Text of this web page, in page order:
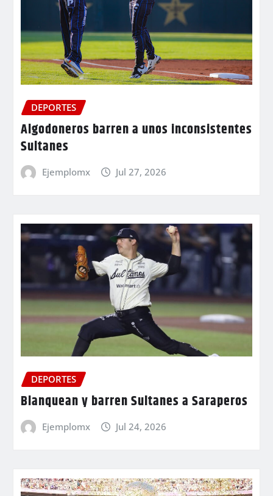
DEPORTES
Algodoneros barren a unos inconsistentes
Sultanes
Ejemplomx Jul 27, 2026
DEPORTES
Blanquean y barren Sultanes a Saraperos
Ejemplomx Jul 24, 2026